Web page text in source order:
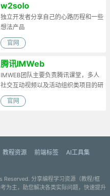
w2solo
独立开发者分享自己的心路历程和一些
想法产品
官网
腾讯IMWeb
IMWEB团队主要负责腾讯课堂，多人
社交互动视频以及活动组织类项目的研
发工作
官网
教程资源 前端标签
AI工具集